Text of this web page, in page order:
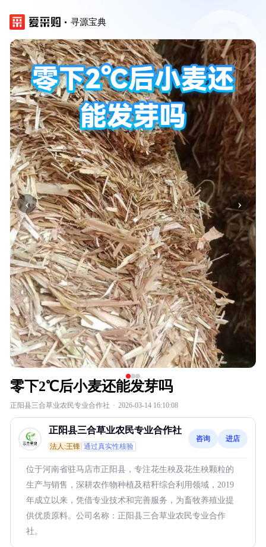
寻源宝典
‹ ›
零下2℃后小麦还能发芽吗
正阳县三合草业农民专业合作社 · 2026-03-14 16:10:08
正阳县三合草业农民专业合作社
法人:王锋 通过真实性核验
咨询 进店
位于河南省驻马店市正阳县，专注花生秧及花生秧颗粒的
生产与销售，深耕农作物种植及秸秆综合利用领域，2019
年成立以来，凭借专业技术和完善服务，为畜牧养殖业提
供优质原料。公司名称：正阳县三合草业农民专业合作
社。